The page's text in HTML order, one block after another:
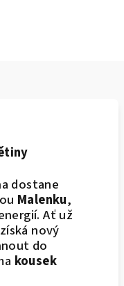
dostane
Malenku,
Ať už
nový
do
kousek